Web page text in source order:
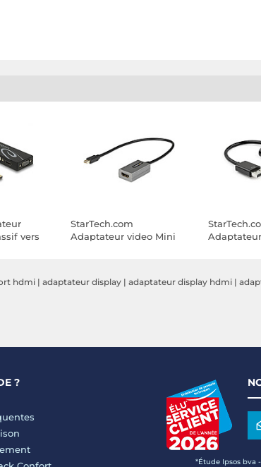
vers
StarTech.com
Adaptateur video Mini
hdmi | adaptateur display | adaptateur display hdmi |
?
*Étude Ipsos bva